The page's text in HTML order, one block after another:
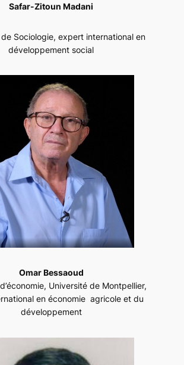
Safar-Zitoun Madani
Sociologie, expert international en
développement social
Omar Bessaoud
Université de Montpellier,
en économie agricole et du
développement